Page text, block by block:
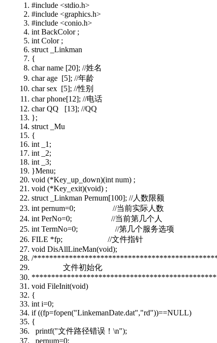
#include <stdio.h>
#include <graphics.h>
#include <conio.h>
int BackColor ;
int Color ;
struct _Linkman
{
char name [20]; //姓名
char age [5]; //年龄
char sex [5]; //性别
char phone[12]; //电话
char QQ [13]; //QQ
};
struct _Mu
{
int _1;
int _2;
int _3;
}Menu;
void (*Key_up_down)(int num) ;
void (*Key_exit)(void) ;
struct _Linkman Pernum[100]; //人数限额
int pernum=0; //当前实际人数
int PerNo=0; //当前第几个人
int TermNo=0; //第几个服务选项
FILE *fp; //文件指针
void DisAllLineMan(void);
/
文件初始化
void FileInit(void)
{
int i=0;
if ((fp=fopen("LinkemanDate.dat","rd"))==NULL)
{
printf("文件路径错误！\n");
pernum=0;